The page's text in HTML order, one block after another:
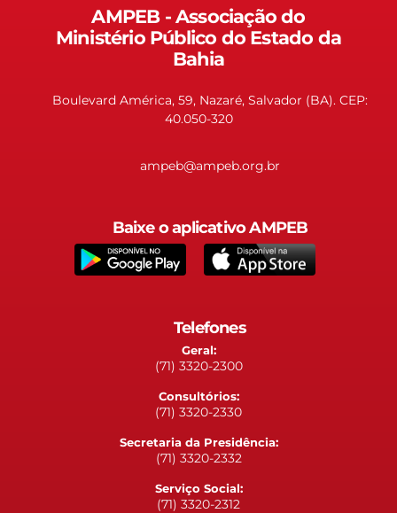
AMPEB - Associação do
Ministério Público do Estado da
Bahia
Boulevard América, 59, Nazaré, Salvador (BA). CEP:
40.050-320
ampeb@ampeb.org.br
Baixe o aplicativo AMPEB
Telefones
Geral:
(71) 3320-2300
Consultórios:
(71) 3320-2330
Secretaria da Presidência:
(71) 3320-2332
Serviço Social:
(71) 3320-2312